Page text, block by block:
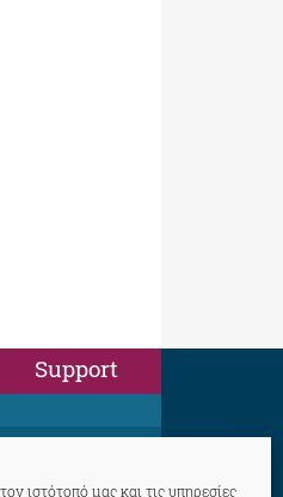
ιστότοπό μας και τις υπηρεσίες
Support